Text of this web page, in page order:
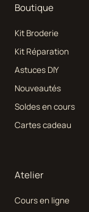
Boutique
Kit Broderie
Kit Réparation
Astuces DIY
Nouveautés
Soldes en cours
Cartes cadeau
Atelier
Cours en ligne